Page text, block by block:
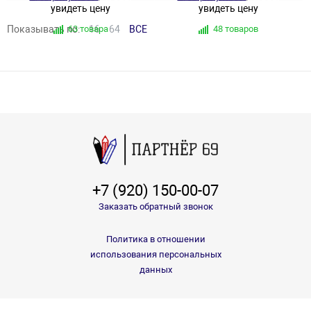
увидеть цену
63 товара
увидеть цену
48 товаров
Показывать по: 16 64 ВСЕ
+7 (920) 150-00-07
Заказать обратный звонок
Политика в отношении
использования персональных
данных